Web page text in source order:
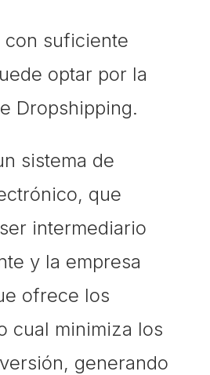
con suficiente
optar por la
Dropshipping.
sistema de
que
intermediario
y la empresa
ofrece los
cual minimiza los
generando